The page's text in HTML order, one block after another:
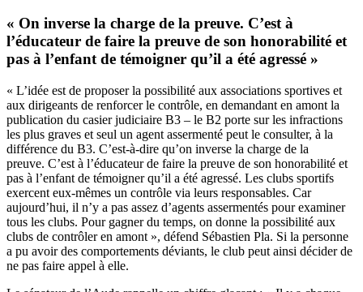
« On inverse la charge de la preuve. C’est à
l’éducateur de faire la preuve de son honorabilité et
pas à l’enfant de témoigner qu’il a été agressé »
« L’idée est de proposer la possibilité aux associations sportives et
aux dirigeants de renforcer le contrôle, en demandant en amont la
publication du casier judiciaire B3 – le B2 porte sur les infractions
les plus graves et seul un agent assermenté peut le consulter, à la
différence du B3. C’est-à-dire qu’on inverse la charge de la
preuve. C’est à l’éducateur de faire la preuve de son honorabilité et
pas à l’enfant de témoigner qu’il a été agressé. Les clubs sportifs
exercent eux-mêmes un contrôle via leurs responsables. Car
aujourd’hui, il n’y a pas assez d’agents assermentés pour examiner
tous les clubs. Pour gagner du temps, on donne la possibilité aux
clubs de contrôler en amont », défend Sébastien Pla. Si la personne
a pu avoir des comportements déviants, le club peut ainsi décider de
ne pas faire appel à elle.